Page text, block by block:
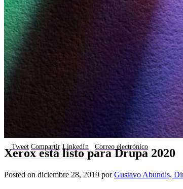
Tweet Compartir LinkedIn Correo electrónico
Xerox está listo para Drupa 2020
Posted on diciembre 28, 2019 porGustavo Abundis,